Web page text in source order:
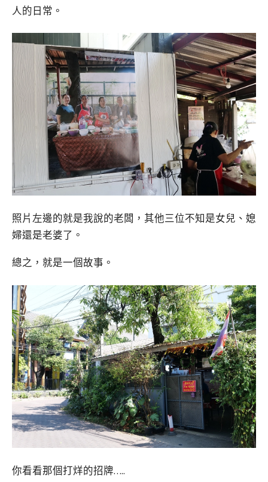
人的日常。
照片左邊的就是我說的老闆，其他三位不知是女兒、媳
婦還是老婆了。
總之，就是一個故事。
你看看那個打烊的招牌…..